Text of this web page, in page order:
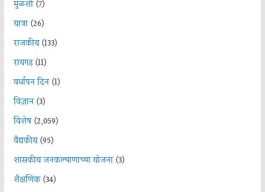
मुळशी(7)
यात्रा(26)
राजकीय(133)
रायगड(11)
वर्धापन दिन(1)
विज्ञान(3)
विशेष(2,059)
वैद्यकीय(95)
शासकीय जनकल्याणाच्या योजना(3)
शैक्षणिक(34)